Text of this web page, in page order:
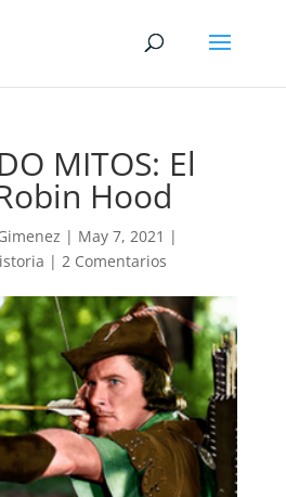
MITOS: El
Hood
| May 7, 2021 |
| 2 Comentarios